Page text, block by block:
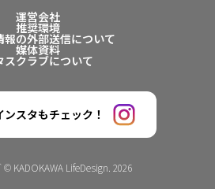
運営会社
推奨環境
報の外部送信について
媒体資料
スクラブについて
スタもチェック！
KADOKAWA LifeDesign. 2026